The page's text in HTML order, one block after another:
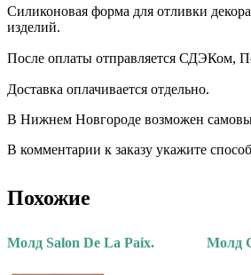
Силиконовая форма для отливки
изделий.
После оплаты отправляется СДЭКом,
Доставка оплачивается отдельно. ⠀
В Нижнем Новгороде возможен
В комментарии к заказу укажите
Похожие
Молд Salon De La Paix. Молд